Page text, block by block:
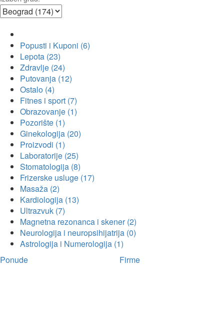
Popusti i Kuponi (6)
Lepota (23)
Zdravlje (24)
Putovanja (12)
Ostalo (4)
Fitnes i sport (7)
Obrazovanje (1)
Pozorište (1)
Ginekologija (20)
Proizvodi (1)
Laboratorije (25)
Stomatologija (8)
Frizerske usluge (17)
Masaža (2)
Kardiologija (13)
Ultrazvuk (7)
Magnetna rezonanca i skener (2)
Neurologija i neuropsihijatrija (0)
Astrologija i Numerologija (1)
Ponude
Firme